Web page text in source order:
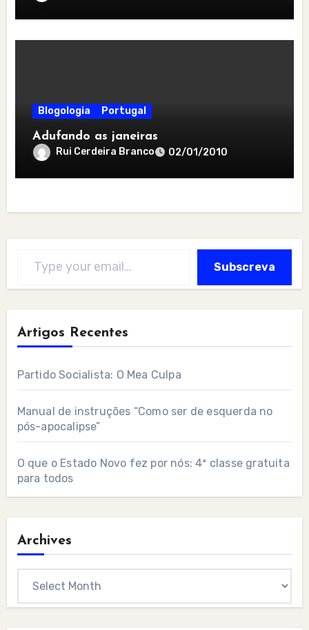
Blogologia Portugal
Adufando as janeiras
Rui Cerdeira Branco 02/01/2010
Subscreva
Artigos Recentes
Partido Socialista: O Mea Culpa
Manual de instruções “Como ser de esquerda no
pós-apocalipse”
O que o Estado Novo fez por nós: 4ª classe gratuita
para todos
Archives